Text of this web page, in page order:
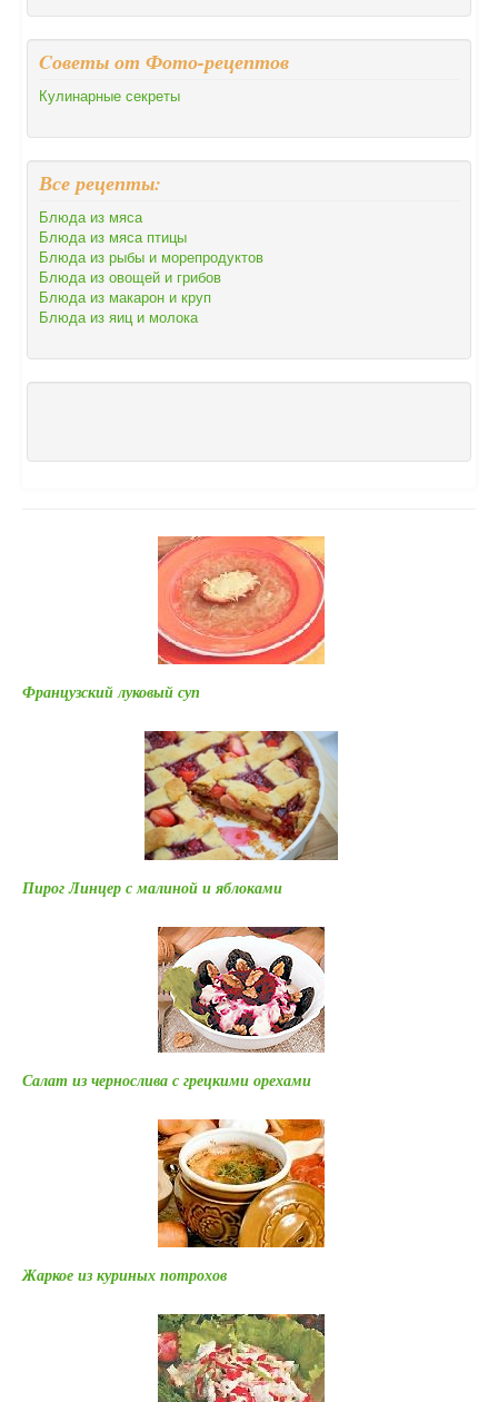
Cоветы от Фото-рецептов
Кулинарные секреты
Все рецепты:
Блюда из мяса
Блюда из мяса птицы
Блюда из рыбы и морепродуктов
Блюда из овощей и грибов
Блюда из макарон и круп
Блюда из яиц и молока
Французский луковый суп
Пирог Линцер с малиной и яблоками
Салат из чернослива с грецкими орехами
Жаркое из куриных потрохов